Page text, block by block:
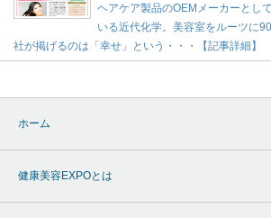
ヘアケア製品のOEMメーカーとし
いる近代化学。美容室をルーツに
社が掲げるのは「幸せ」という・・・【記事詳細】
ホーム
健康美容EXPOとは